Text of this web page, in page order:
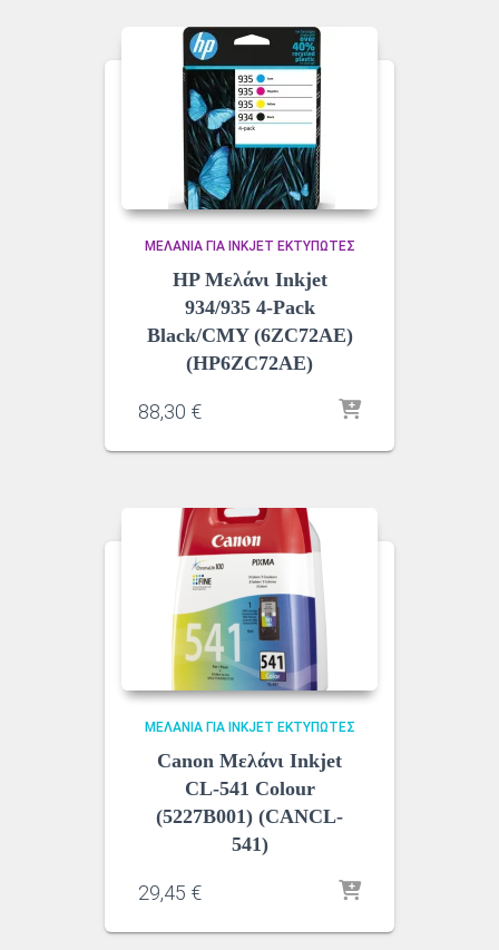
ΜΕΛΆΝΙΑ ΓΙΑ INKJET ΕΚΤΥΠΩΤΈΣ
HP Μελάνι Inkjet
934/935 4-Pack
Black/CMY (6ZC72AE)
(HP6ZC72AE)
88,30 €
ΜΕΛΆΝΙΑ ΓΙΑ INKJET ΕΚΤΥΠΩΤΈΣ
Canon Μελάνι Inkjet
CL-541 Colour
(5227B001) (CANCL-
541)
29,45 €